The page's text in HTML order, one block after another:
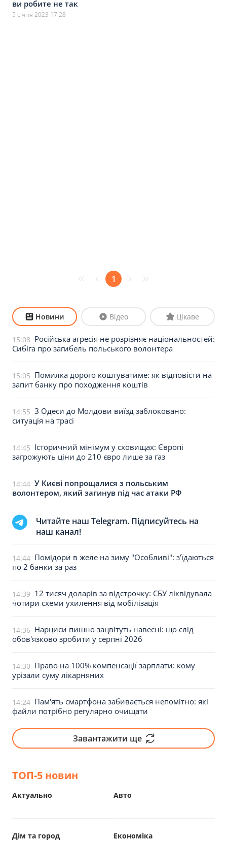
ви робите не так
5 січня 2023 17:28
1
Новини Відео Цікаве
15:08 Російська агресія не розрізняє національностей:
Сибіга про загибель польського волонтера
15:05 Помилка дорого коштуватиме: як відповісти на
запит банку про походження коштів
14:55 З Одеси до Молдови виїзд заблоковано:
ситуація на трасі
14:45 Історичний мінімум у сховищах: Європі
загрожують ціни до 210 євро лише за газ
14:44 У Києві попрощалися з польським
волонтером, який загинув під час атаки РФ
Читайте наш Telegram. Підписуйтесь на
наш канал!
14:44 Помідори в желе на зиму "Особливі": з’їдаються
по 2 банки за раз
14:39 12 тисяч доларів за відстрочку: СБУ ліквідувала
чотири схеми ухилення від мобілізація
14:36 Нарциси пишно зацвітуть навесні: що слід
обов'язково зробити у серпні 2026
14:30 Право на 100% компенсації зарплати: кому
урізали суму лікарняних
14:24 Пам'ять смартфона забивається непомітно: які
файли потрібно регулярно очищати
Завантажити ще
ТОП-5 новин
Авто
Актуально
Дім та город Економіка